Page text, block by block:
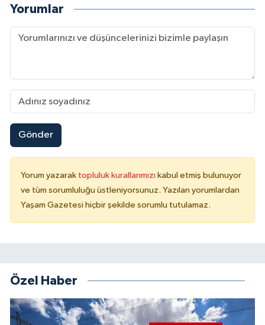
Yorumlar
Gönder
Yorum yazarak topluluk kurallarımızı kabul etmiş bulunuyor
ve tüm sorumluluğu üstleniyorsunuz. Yazılan yorumlardan
Yaşam Gazetesi hiçbir şekilde sorumlu tutulamaz.
Özel Haber